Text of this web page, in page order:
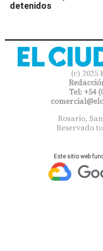
detenidos
(c) 2025
Tel: +54
Rosario,
Reservado
Este sitio web